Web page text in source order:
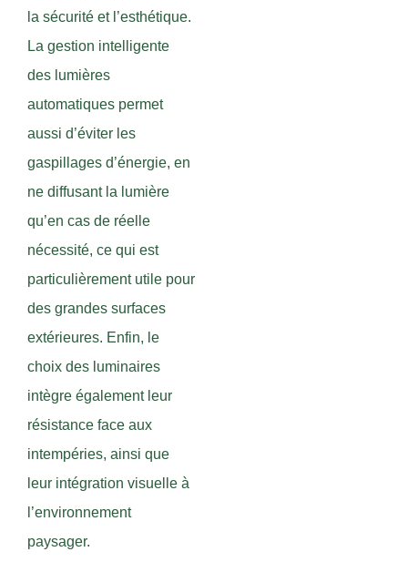
la sécurité et l’esthétique.
La gestion intelligente
des lumières
automatiques permet
aussi d’éviter les
gaspillages d’énergie, en
ne diffusant la lumière
qu’en cas de réelle
nécessité, ce qui est
particulièrement utile pour
des grandes surfaces
extérieures. Enfin, le
choix des luminaires
intègre également leur
résistance face aux
intempéries, ainsi que
leur intégration visuelle à
l’environnement
paysager.